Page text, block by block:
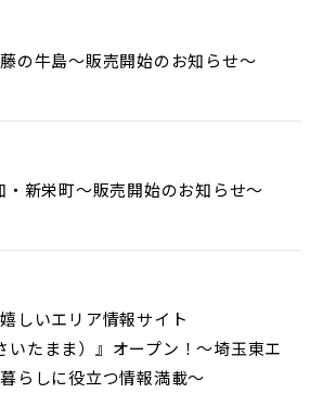
の牛島～販売開始のお知らせ～
・新栄町～販売開始のお知らせ～
しいエリア情報サイト
いたまま）』オープン！～埼玉東エ
らしに役立つ情報満載～